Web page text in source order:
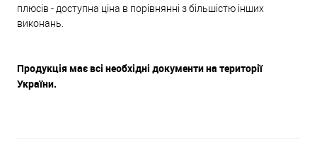
плюсів - доступна ціна в порівнянні з більшістю інших
виконань.
Продукція має всі необхідні документи на території
України.